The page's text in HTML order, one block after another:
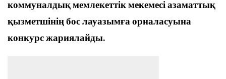
коммуналдық мемлекеттік мекемесі азаматтық
қызметшінің бос лауазымға орналасуына
конкурс жариялайды.